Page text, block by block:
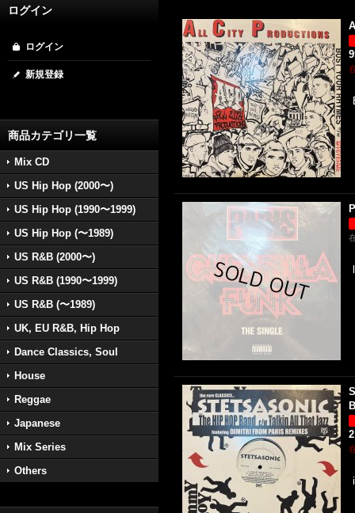
ログイン
ログイン
新規登録
商品カテゴリ一覧
Mix CD
US Hip Hop (2000〜)
US Hip Hop (1990〜1999)
US Hip Hop (〜1989)
US R&B (2000〜)
US R&B (1990〜1999)
US R&B (〜1989)
UK, EU R&B, Hip Hop
Dance Classics, Soul
House
Reggae
Japanese
Mix Series
Others